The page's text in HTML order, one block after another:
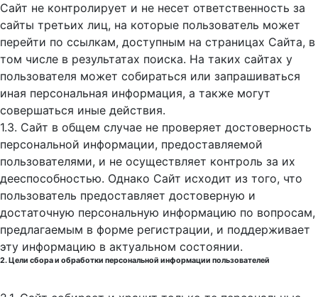
Сайт не контролирует и не несет ответственность за
сайты третьих лиц, на которые пользователь может
перейти по ссылкам, доступным на страницах Сайта, в
том числе в результатах поиска. На таких сайтах у
пользователя может собираться или запрашиваться
иная персональная информация, а также могут
совершаться иные действия.
1.3. Сайт в общем случае не проверяет достоверность
персональной информации, предоставляемой
пользователями, и не осуществляет контроль за их
дееспособностью. Однако Сайт исходит из того, что
пользователь предоставляет достоверную и
достаточную персональную информацию по вопросам,
предлагаемым в форме регистрации, и поддерживает
эту информацию в актуальном состоянии.
2. Цели сбора и обработки персональной информации пользователей